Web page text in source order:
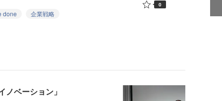
done 企業戦略
0
ベーション」